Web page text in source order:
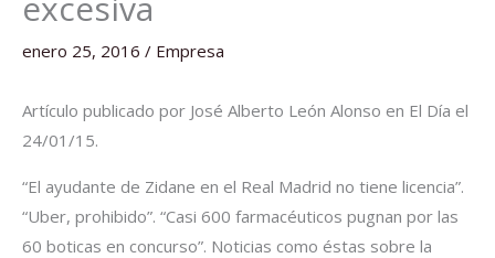
enero 25, 2016 / Empresa
Artículo publicado por José Alberto León Alonso en El Día el
24/01/15.
“El ayudante de Zidane en el Real Madrid no tiene licencia”.
“Uber, prohibido”. “Casi 600 farmacéuticos pugnan por las
60 boticas en concurso”. Noticias como éstas sobre la